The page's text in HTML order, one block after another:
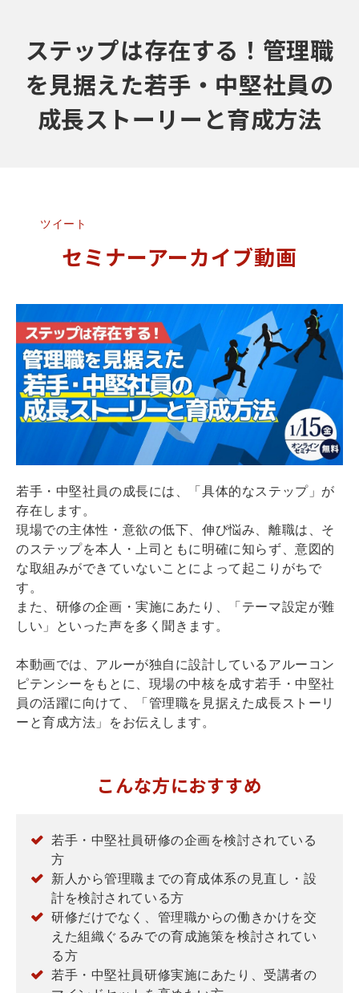
ステップは存在する！管理職
を見据えた若手・中堅社員の
成長ストーリーと育成方法
ツイート
セミナーアーカイブ動画
若手・中堅社員の成長には、「具体的なステップ」が
存在します。
現場での主体性・意欲の低下、伸び悩み、離職は、そ
のステップを本人・上司ともに明確に知らず、意図的
な取組みができていないことによって起こりがちで
す。
また、研修の企画・実施にあたり、「テーマ設定が難
しい」といった声を多く聞きます。
本動画では、アルーが独自に設計しているアルーコン
ピテンシーをもとに、現場の中核を成す若手・中堅社
員の活躍に向けて、「管理職を見据えた成長ストーリ
ーと育成方法」をお伝えします。
こんな方におすすめ
若手・中堅社員研修の企画を検討されている
方
新人から管理職までの育成体系の見直し・設
計を検討されている方
研修だけでなく、管理職からの働きかけを交
えた組織ぐるみでの育成施策を検討されてい
る方
若手・中堅社員研修実施にあたり、受講者の